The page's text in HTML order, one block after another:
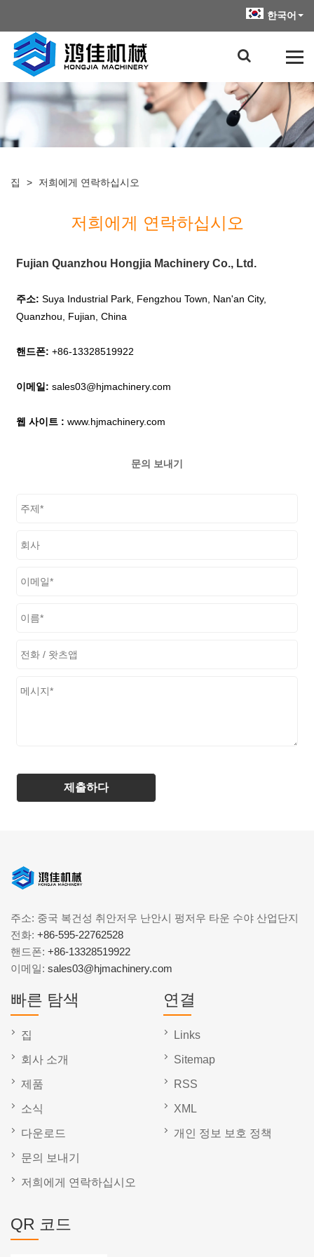
한국어
집 > 저희에게 연락하십시오
저희에게 연락하십시오
Fujian Quanzhou Hongjia Machinery Co., Ltd.
주소:Suya Industrial Park, Fengzhou Town, Nan'an City,
Quanzhou, Fujian, China
핸드폰: +86-13328519922
이메일: sales03@hjmachinery.com
웹 사이트 : www.hjmachinery.com
문의 보내기
주소: 중국 복건성 취안저우 난안시 펑저우 타운 수야 산업단지
전화: +86-595-22762528
핸드폰: +86-13328519922
이메일: sales03@hjmachinery.com
빠른 탐색
집
회사 소개
제품
소식
다운로드
문의 보내기
저희에게 연락하십시오
연결
Links
Sitemap
RSS
XML
개인 정보 보호 정책
QR 코드